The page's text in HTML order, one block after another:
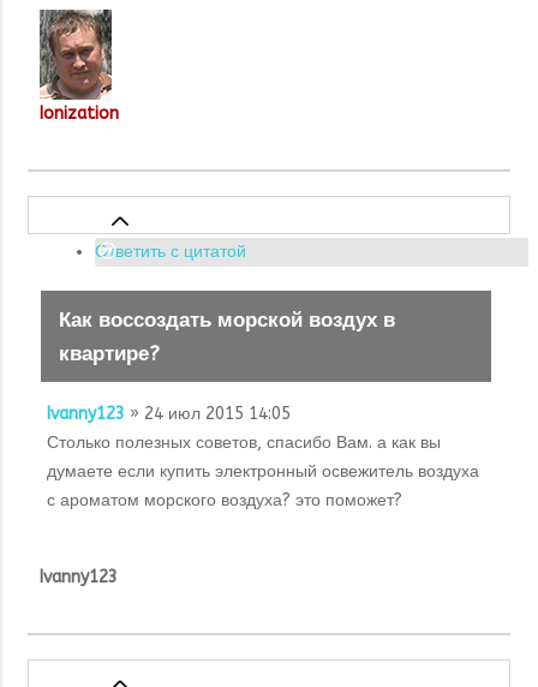
Ionization
Ответить с цитатой
Как воссоздать морской воздух в
квартире?
Ivanny123 » 24 июл 2015 14:05
Столько полезных советов, спасибо Вам. а как вы
думаете если купить электронный освежитель воздуха
с ароматом морского воздуха? это поможет?
Ivanny123